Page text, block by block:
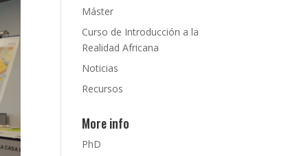
Máster
Curso de Introducción a la
Realidad Africana
Noticias
Recursos
More info
PhD